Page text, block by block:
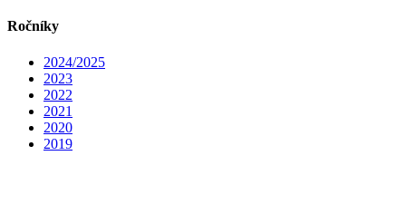
Ročníky
2024/2025
2023
2022
2021
2020
2019